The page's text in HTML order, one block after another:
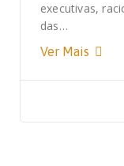
executivas,
das…
Ver Mais